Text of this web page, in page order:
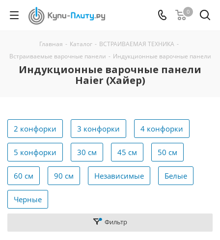
0
Главная - Каталог - ВСТРАИВАЕМАЯ ТЕХНИКА -
Встраиваемые варочные панели - Индукционные варочные панели
Индукционные варочные панели
Haier (Хайер)
2 конфорки 3 конфорки 4 конфорки
5 конфорки 30 см 45 см 50 см
60 см 90 см Независимые Белые
Черные
Фильтр